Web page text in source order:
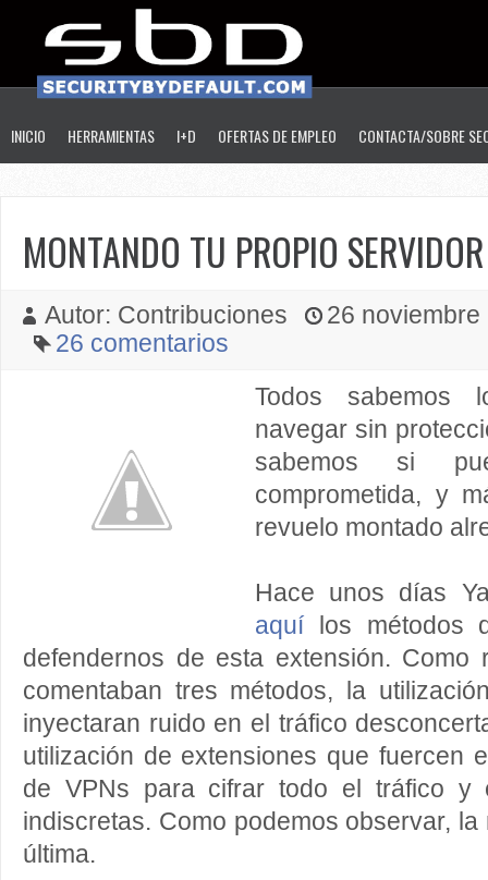
INICIO HERRAMIENTAS I+D OFERTAS DE EMPLEO CONTACTA/SOBRE
MONTANDO TU PROPIO
Autor: Contribuciones
26 noviembre
26 comentarios
Todos sabemos
navegar sin
sabemos si
comprometida, y
revuelo montado
Hace unos días
aquí los métodos
defendernos de esta extensión. Como
comentaban tres métodos, la
inyectaran ruido en el tráfico
utilización de extensiones que fuercen
de VPNs para cifrar todo el tráfico y
indiscretas. Como podemos observar,
última.